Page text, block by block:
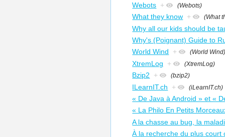
Webots + (Webots)
What they know + (What
Why all our kids should be
Why's (Poignant) Guide to
World Wind
+ (World
XtremLog + (XtremLog)
Bzip2 + (bzip2)
ILearnIT.ch + (iLearnIT.ch)
« De Java à Android » et «
« La Philo En Petits
A la chasse au bug, la
À la recherche du plus court